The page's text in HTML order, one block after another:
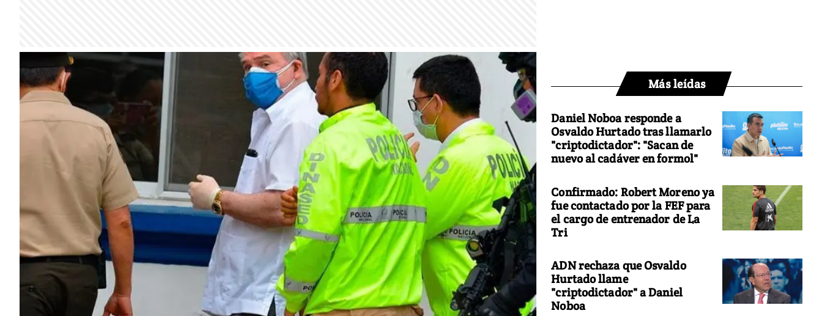
Más leídas
Daniel Noboa responde a
Osvaldo Hurtado tras llamarlo
"criptodictador": "Sacan de
nuevo al cadáver en formol"
Confirmado: Robert Moreno ya
fue contactado por la FEF para
el cargo de entrenador de La
Tri
ADN rechaza que Osvaldo
Hurtado llame
"criptodictador" a Daniel
Noboa